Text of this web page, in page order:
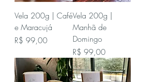
Vela 200g | Café
e Maracujá
Preço
R$ 99,00
Vela 200g |
Manhã de
Domingo
Preço
R$ 99,00